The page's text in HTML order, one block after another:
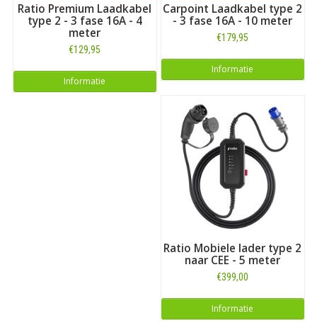
Ratio Premium Laadkabel
type 2 - 3 fase 16A - 4
meter
€129,95
Informatie
Carpoint Laadkabel type 2
- 3 fase 16A - 10 meter
€179,95
Informatie
Ratio Mobiele lader type 2
naar CEE - 5 meter
€399,00
Informatie